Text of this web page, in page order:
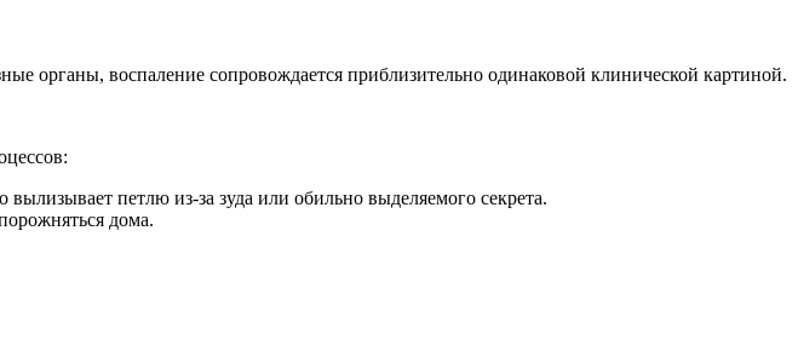
органы, воспаление сопровождается приблизительно одинаковой клинической картиной.
петлю из-за зуда или обильно выделяемого секрета.
дома.